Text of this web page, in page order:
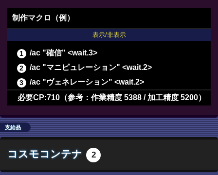
制作マクロ（例）
表示/非表示
/ac "確信" <wait.3>
/ac "マニピュレーション" <wait.2>
/ac "ヴェネレーション" <wait.2>
/ac "倹約" <wait.2>
/ac "下地作業" <wait.3>
/ac "加工" <wait.3>
必要CP:710（参考：作業精度 5388 / 加工精度 5200）
支給品
コスモコンテナ 2